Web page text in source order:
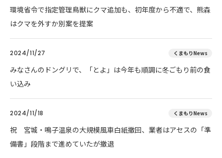
環境省令で指定管理鳥獣にクマ追加も、初年度から不適で、熊森
はクマを外すか別案を提案
2024/11/27 くまもりNews
みなさんのドングリで、「とよ」は今年も順調に冬ごもり前の食
い込み
2024/11/18 くまもりNews
祝 宮城・鳴子温泉の大規模風車白紙撤回、業者はアセスの「準
備書」段階まで進めていたが撤退